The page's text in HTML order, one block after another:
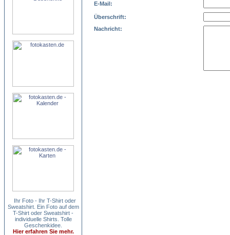
Ihr Foto - Ihr T-Shirt oder
Sweatshirt. Ein Foto auf dem
T-Shirt oder Sweatshirt -
individuelle Shirts. Tolle
Geschenkidee.
Hier erfahren Sie mehr.
E-Mail:
Überschrift:
Nachricht: